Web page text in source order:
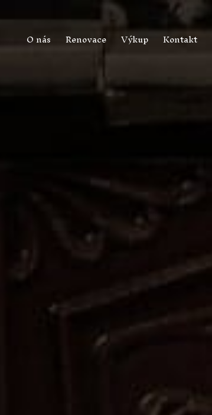
O nás Renovace Výkup Kontakt